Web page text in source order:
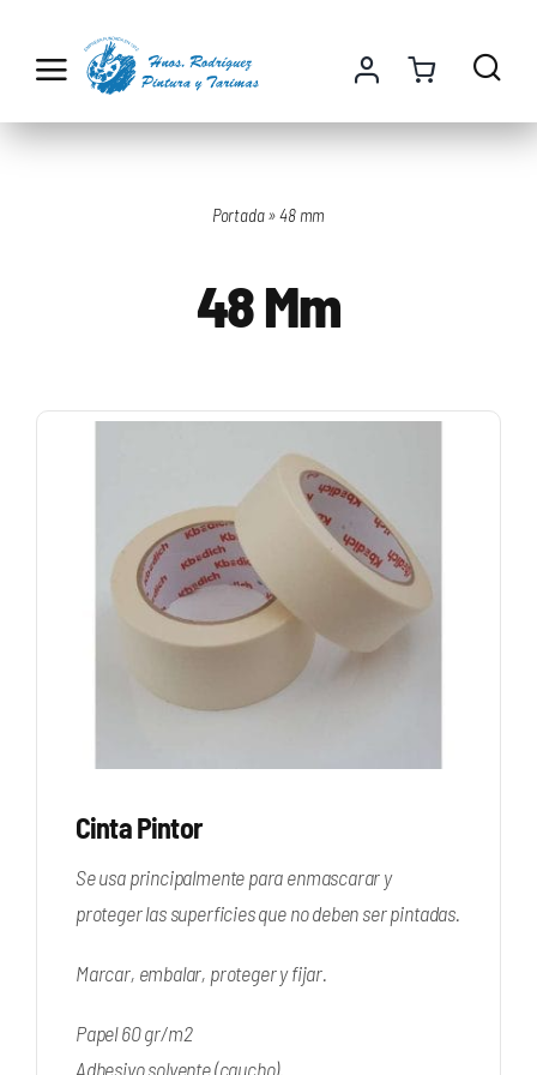
contenido
Portada»48 mm
48 Mm
Cinta Pintor
Se usa principalmente para enmascarar y
proteger las superficies que no deben ser pintadas.
Marcar, embalar, proteger y fijar.
Papel 60 gr/m2
Adhesivo solvente (caucho).